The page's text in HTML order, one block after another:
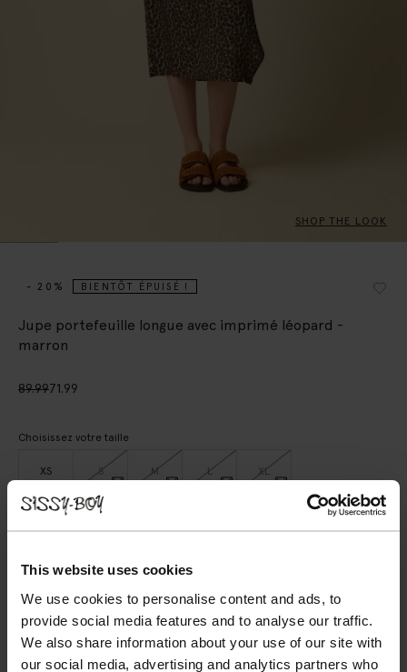
This website uses cookies
We use cookies to personalise content and ads, to
provide social media features and to analyse our traffic.
We also share information about your use of our site with
our social media, advertising and analytics partners who
SHOP THE LOOK
- 20% BIENTÔT ÉPUISÉ !
Jupe portefeuille longue avec imprimé léopard -
marron
89.9971.99
Choisissez votre taille
XS S M L XL
Livraison gratuite en magasin